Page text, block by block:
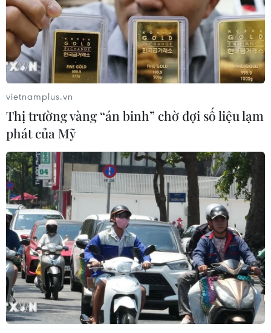
Bồi thường, tái định cư Dự án cao tốc
Châu Đốc-Cần Thơ-Sóc Trăng
23/12/2022 13:31
Phó Thủ tướng Vũ Đức Đam vừa phê duyệt Khung chính
sách về bồi thường, hỗ trợ, tái định cư Dự án thành
phần 1; Dự án thành phần 4 của Dự án đầu tư xây dựng
đường bộ cao tốc Châu Đốc-Cần Thơ-Sóc Trăng.
vietnamplus.vn
Thị trường vàng “án binh” chờ đợi số liệu lạm
phát của Mỹ